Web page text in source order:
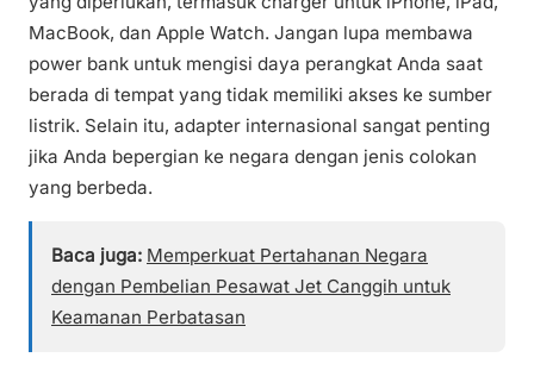
MacBook, dan Apple Watch. Jangan lupa membawa
power bank untuk mengisi daya perangkat Anda saat
berada di tempat yang tidak memiliki akses ke sumber
listrik. Selain itu, adapter internasional sangat penting
jika Anda bepergian ke negara dengan jenis colokan
yang berbeda.
Baca juga: Memperkuat Pertahanan Negara
dengan Pembelian Pesawat Jet Canggih untuk
Keamanan Perbatasan